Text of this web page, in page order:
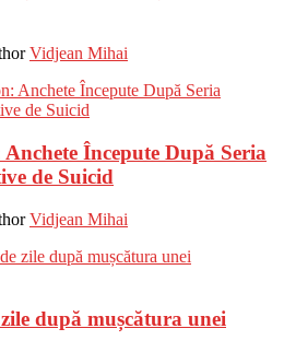
Vidjean Mihai
Începute După Seria
de Suicid
Vidjean Mihai
după mușcătura unei